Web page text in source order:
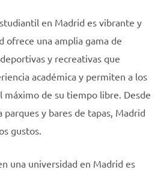
en Madrid es vibrante y
ofrece una amplia gama de
y recreativas que
académica y permiten a los
de su tiempo libre. Desde
parques y bares de tapas, Madrid
gustos.
una universidad en Madrid es